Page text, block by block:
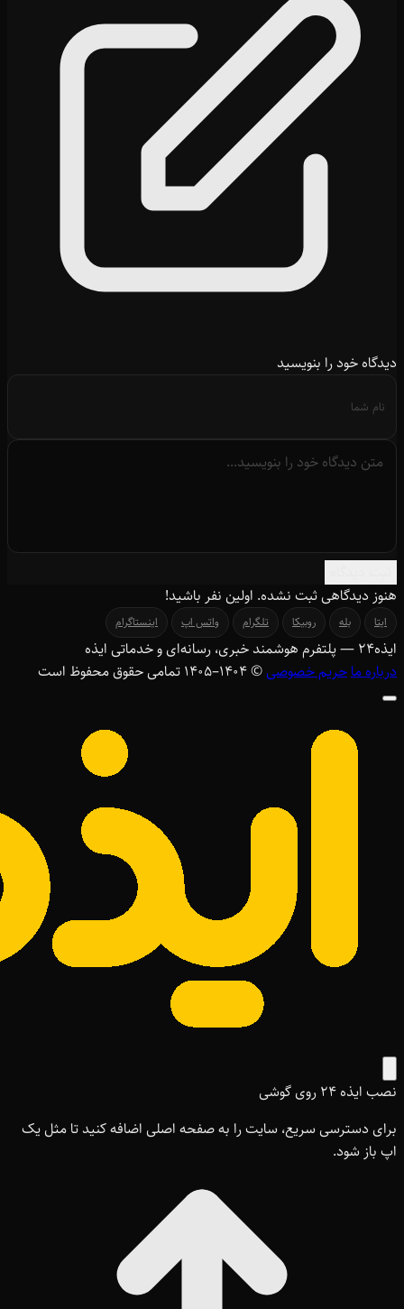
دیدگاه خود را بنویسید
هنوز دیدگاهی ثبت نشده. اولین نفر باشید!
ایتا بله روبیکا تلگرام واتس اپ اینستاگرام
ایذه۲۴ — پلتفرم هوشمند خبری، رسانه‌ای و خدماتی ایذه
درباره ماحریم خصوصی© ۱۴۰۴–1405 تمامی حقوق محفوظ است
نصب ایذه ۲۴ روی گوشی
برای دسترسی سریع، سایت را به صفحه اصلی اضافه کنید تا مثل یک
اپ باز شود.